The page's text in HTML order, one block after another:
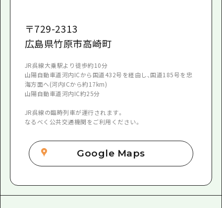
〒729-2313
広島県竹原市高崎町
JR呉線大乗駅より徒歩約10分
山陽自動車道河内ICから国道432号を経由し、国道185号を忠
海方面へ(河内ICから約17km)
山陽自動車道河内IC約25分
JR呉線の臨時列車が運行されます。
なるべく公共交通機関をご利用ください。
Google Maps